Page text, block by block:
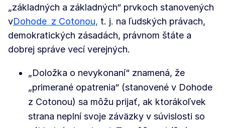
„základných a základných“ prvkoch stanovených
vDohode z Cotonou, t. j. na ľudských právach,
demokratických zásadách, právnom štáte a
dobrej správe vecí verejných.
„Doložka o nevykonaní“ znamená, že
„primerané opatrenia“ (stanovené v Dohode
z Cotonou) sa môžu prijať, ak ktorákoľvek
strana neplní svoje záväzky v súvislosti so